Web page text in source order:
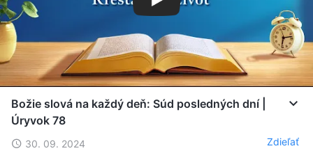
Božie slová na každý deň: Súd posledných dní |
Úryvok 78
30. 09. 2024 Zdieľať